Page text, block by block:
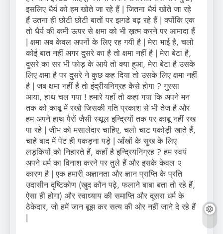
इसलिए धैर्य को हम खोते जा रहे हैं | जितना धैर्य खोते जा रहे
हैं उतना ही छोटी छोटी बातों पर झगडे बढ़ रहे हैं | क्योंकि एक
तो धैर्य की कमी ऊपर से क्षमा को भी ख़त्म करने पर आमादा हैं
| क्षमा अब केवल अपनों के लिए रह गयी है | मेरा भाई है, चलो
कोई बात नहीं अगर दुसरे का है तो क्षमा नहीं है | मेरा बेटा है,
दुसरे का सर भी फोड़ के आये तो क्या हुआ, मेरा बेटा है उसके
लिए क्षमा है पर दुसरे ने कुछ कह दिया तो उसके लिए क्षमा नहीं
है | जब क्षमा नहीं है तो इंद्रीयनिग्रह कैसे होगा ? गुस्सा
आया, हाथ चल गया ! हमारे यहाँ तो कहा गया कि अपने मन
तक को काबू में रखो जिसकी गति प्रकाश से भी तेज है और
हम अपने हाथ पैरों जैसी स्थूल इन्द्रियों तक पर काबू नहीं रख
पा रहे | जीभ को मसालेदार चाहिए, चलो चाट पकोड़ी खाते हैं,
चाहे बाद में पेट ही पकड़ना पड़े | आँखों के सुख के लिए
लड़कियों को निहारते हैं, कहाँ है इन्द्रियनिग्रह ? हम स्वयं
अपने धर्म का विनाश करने पर तुले हैं और इसके केवल २
कारण है | एक हमारी अज्ञानता और ज्ञान प्राप्ति के प्रति
उदासीन दृष्टिकोण (खुद कौन पढ़े, फलाने बाबा बता तो रहे हैं,
ऐसा ही होगा) और स्वाध्याय की समाप्ति और दूसरा धर्म के
ठेकेदार, जो हमें जान बूझ कर सत्य की ओर नहीं जाने दे रहे हैं
|